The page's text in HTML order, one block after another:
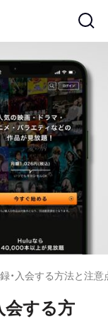
録・入会する方法と注
会する方